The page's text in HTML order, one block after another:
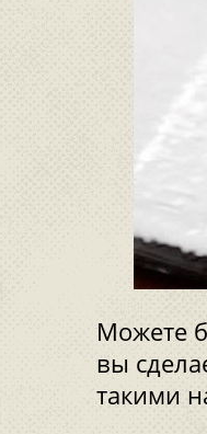
Можете
вы
такими